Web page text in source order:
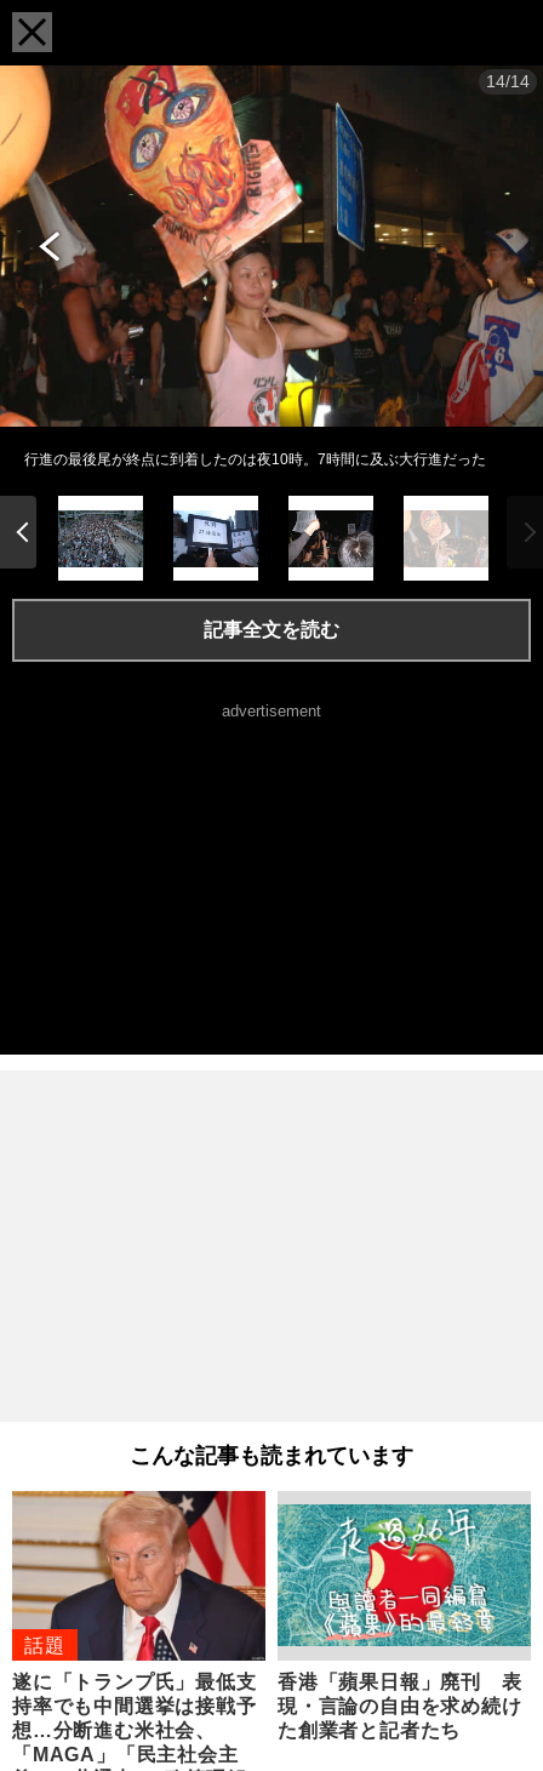
14/14
行進の最後尾が終点に到着したのは夜10時。7時間に及ぶ大行進だった
記事全文を読む
advertisement
こんな記事も読まれています
話題
遂に「トランプ氏」最低支
持率でも中間選挙は接戦予
想…分断進む米社会、
「MAGA」「民主社会主
香港「蘋果日報」廃刊 表
現・言論の自由を求め続け
た創業者と記者たち